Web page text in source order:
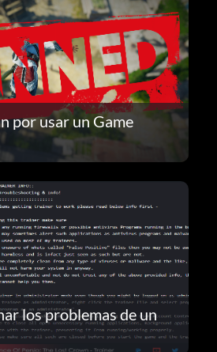
por usar un Game
los problemas de un